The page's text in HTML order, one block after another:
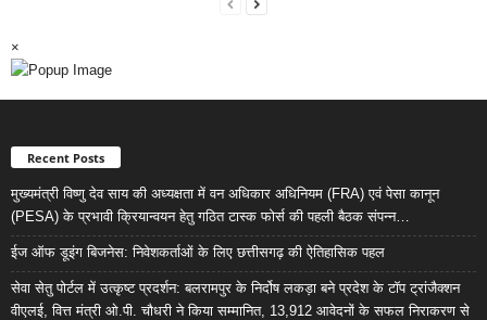
×
Recent Posts
मुख्यमंत्री विष्णु देव साय की अध्यक्षता में वन अधिकार अधिनियम (FRA) एवं पेसा कानून
(PESA) के प्रभावी क्रियान्वयन हेतु गठित टास्क फोर्स की पहली बैठक संपन्न…
ईज ऑफ डूइंग बिजनेस: निवेशकर्ताओं के लिए छत्तीसगढ़ की ऐतिहासिक पहल
सेवा सेतु पोर्टल में उत्कृष्ट प्रदर्शन: बलरामपुर के निर्दोष लकड़ा बने प्रदेश के टॉप ट्रांजैक्शन
वीएलई, वित्त मंत्री ओ.पी. चौधरी ने किया सम्मानित, 13,912 आवेदनों के सफल निराकरण से